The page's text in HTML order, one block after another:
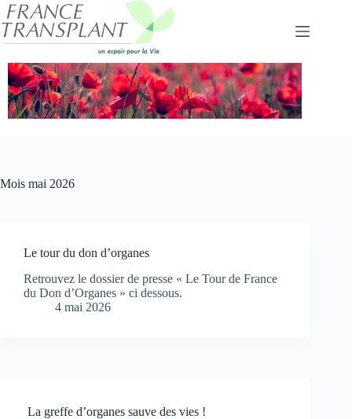
Passer
au
contenu
Mois mai 2026
Le tour du don d’organes
Retrouvez le dossier de presse « Le Tour de France
du Don d’Organes » ci dessous.
4 mai 2026
La greffe d’organes sauve des vies !